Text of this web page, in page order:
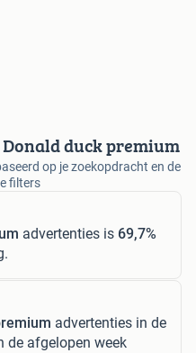
duck premium
op je zoekopdracht en de
filters
advertenties is 69,7%
advertenties in de
de afgelopen week